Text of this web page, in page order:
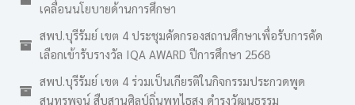
เคลื่อนนโยบายด้านการศึกษา
สพป.บุรีรัมย์ เขต 4 ประชุมคัดกรองสถานศึกษาเพื่อรับการคัด
เลือกเข้ารับรางวัล IQA AWARD ปีการศึกษา 2568
สพป.บุรีรัมย์ เขต 4 ร่วมเป็นเกียรติในกิจกรรมประกวดพูด
สุนทรพจน์ สืบสานศิลป์ถิ่นพุทไธสง ดำรงวัฒนธรรม